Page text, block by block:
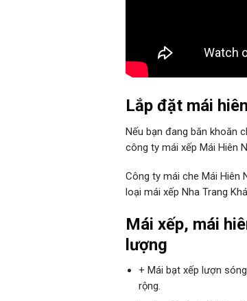
Lắp đặt mái
Nếu bạn đang băn khoăn
công ty mái xếp Mái Hiên
Công ty mái che Mái Hiên
loại mái xếp Nha Trang
Mái xếp, mái
lượng
+ Mái bạt xếp lượn
rộng.